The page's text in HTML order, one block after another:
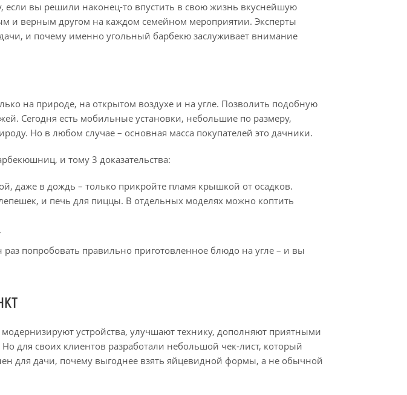
вы решили наконец-то впустить в свою жизнь вкуснейшую
и верным другом на каждом семейном мероприятии. Эксперты
и почему именно угольный барбекю заслуживает внимание
на природе, на открытом воздухе и на угле. Позволить подобную
Сегодня есть мобильные установки, небольшие по размеру,
Но в любом случае – основная масса покупателей это дачники.
и тому 3 доказательства:
даже в дождь – только прикройте пламя крышкой от осадков.
и печь для пиццы. В отдельных моделях можно коптить
попробовать правильно приготовленное блюдо на угле – и вы
устройства, улучшают технику, дополняют приятными
для своих клиентов разработали небольшой чек-лист, который
для дачи, почему выгоднее взять яйцевидной формы, а не обычной